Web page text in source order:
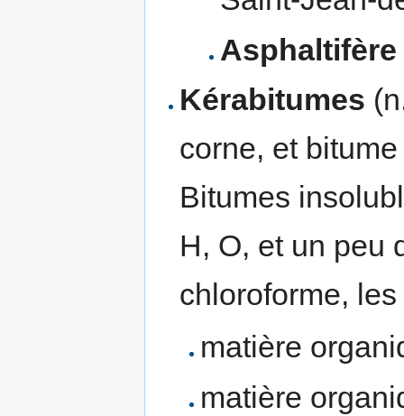
Asphaltifère
Kérabitumes
corne, et
Bitumes
H, O, et un peu
chloroforme,
matière
matière